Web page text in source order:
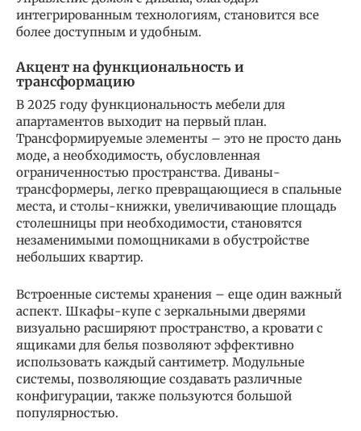
интегрированным технологиям, становится все
более доступным и удобным.
Акцент на функциональность и
трансформацию
В 2025 году функциональность мебели для
апартаментов выходит на первый план.
Трансформируемые элементы – это не просто дань
моде, а необходимость, обусловленная
ограниченностью пространства. Диваны-
трансформеры, легко превращающиеся в спальные
места, и столы-книжки, увеличивающие площадь
столешницы при необходимости, становятся
незаменимыми помощниками в обустройстве
небольших квартир.
Встроенные системы хранения – еще один важный
аспект. Шкафы-купе с зеркальными дверями
визуально расширяют пространство, а кровати с
ящиками для белья позволяют эффективно
использовать каждый сантиметр. Модульные
системы, позволяющие создавать различные
конфигурации, также пользуются большой
популярностью.